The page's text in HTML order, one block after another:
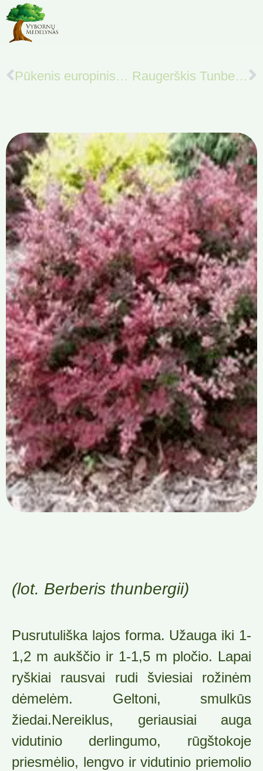
Pūkenis europinis ‘Royal Purple’ Raugerškis Tunbergo ‘Atropurpurea’
(lot. Berberis thunbergii)
Pusrutuliška lajos forma. Užauga iki 1-
1,2 m aukščio ir 1-1,5 m pločio. Lapai
ryškiai rausvai rudi šviesiai rožinėm
dėmelėm. Geltoni, smulkūs
žiedai.Nereiklus, geriausiai auga
vidutinio derlingumo, rūgštokoje
priesmėlio, lengvo ir vidutinio priemolio